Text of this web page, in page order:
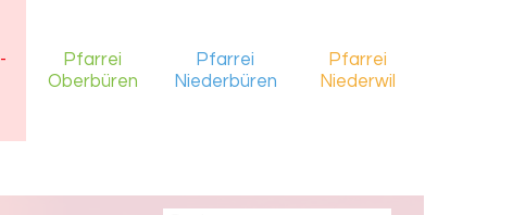
-
Pfarrei
Oberbüren
Pfarrei
Niederbüren
Pfarrei
Niederwil